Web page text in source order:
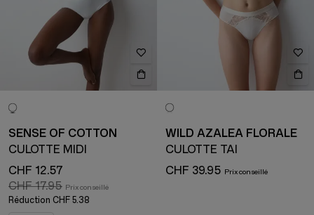
SENSE OF COTTON
CULOTTE MIDI
CHF 12.57
CHF 17.95
Réduction CHF 5.38
WILD AZALEA FLORALE
CULOTTE TAI
CHF 39.95